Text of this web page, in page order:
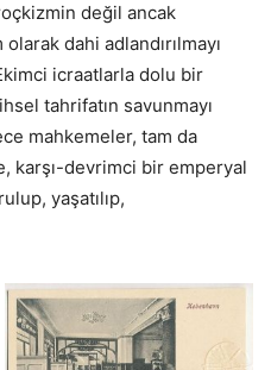
değil ancak
dahi adlandırılmayı
icraatlarla dolu bir
tahrifatın savunmayı
mahkemeler, tam da
karşı-devrimci bir emperyal
yaşatılıp,